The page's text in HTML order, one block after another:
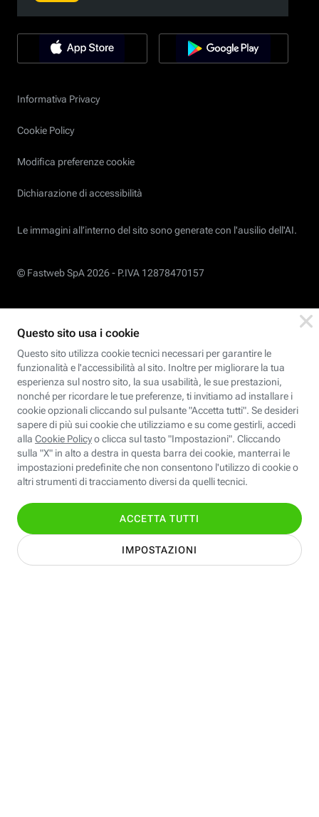
Informativa Privacy
Cookie Policy
Modifica preferenze cookie
Dichiarazione di accessibilità
Le immagini all’interno del sito sono generate con l'ausilio dell'AI.
© Fastweb SpA 2026 - P.IVA 12878470157